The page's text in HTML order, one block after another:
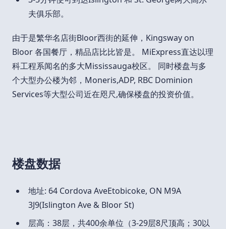
夫俱乐部。
由于是繁华名店街Bloor西街的延伸，Kingsway on
Bloor 各国餐厅，精品店比比皆是。 MiExpress直达以理
科工程系闻名的多大Mississauga校区。 同时楼盘与多
个大型办公楼为邻，Moneris,ADP, RBC Dominion
Services等大型公司近在咫尺,确保楼盘的投资价值。
楼盘数据
地址: 64 Cordova AveEtobicoke, ON M9A
3J9(Islington Ave & Bloor St)
层高：38层，共400余单位（3-29层8尺顶高；30以